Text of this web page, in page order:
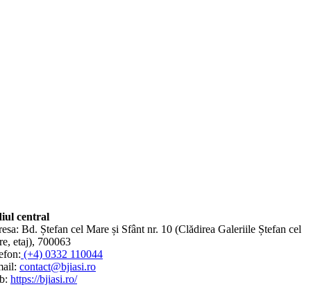
central
Bd. Ștefan cel Mare și Sfânt nr. 10 (Clădirea Galeriile Ștefan cel
etaj), 700063
(+4) 0332 110044
contact@bjiasi.ro
https://bjiasi.ro/